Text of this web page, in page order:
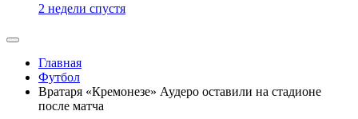
2 недели спустя
Главная
Футбол
Вратаря «Кремонезе» Аудеро оставили на стадионе
после матча